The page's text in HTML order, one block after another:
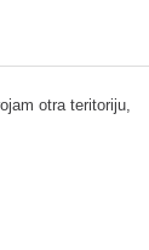
otra teritoriju,